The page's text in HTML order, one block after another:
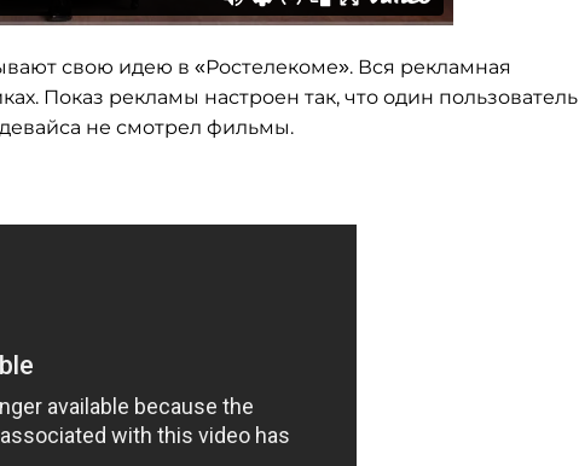
свою идею в «Ростелекоме». Вся рекламная
Показ рекламы настроен так, что один пользователь
не смотрел фильмы.